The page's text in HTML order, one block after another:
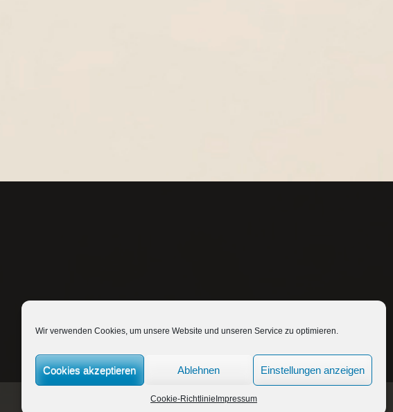
Wir verwenden Cookies, um unsere Website und unseren Service zu optimieren.
Cookies akzeptieren Ablehnen Einstellungen anzeigen
Cookie-Richtlinie ImpressumFull Width Theme by